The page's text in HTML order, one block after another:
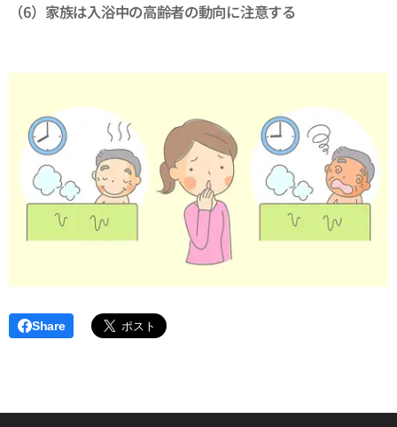
（6）家族は入浴中の高齢者の動向に注意する
Share